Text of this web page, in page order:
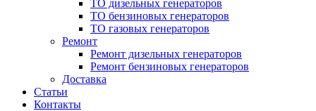
ТО дизельных генераторов
ТО бензиновых генераторов
ТО газовых генераторов
Ремонт
Ремонт дизельных генераторов
Ремонт бензиновых генераторов
Доставка
Статьи
Контакты